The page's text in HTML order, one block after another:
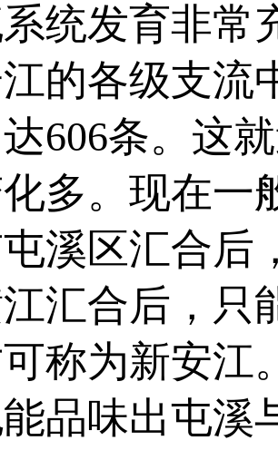
统发育非常
的各级支流
606条。这
多。现在一
溪区汇合后
汇合后，只
称为新安江
品味出屯溪